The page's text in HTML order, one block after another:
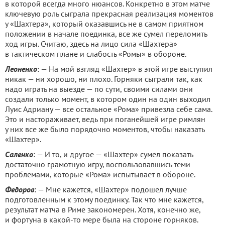
в которой всегда много нюансов. Конкретно в этом матче
ключевую роль сыграла прекрасная реализация моментов
у «Шахтера», который оказавшись не в самом приятном
положении в начале поединка, все же сумел переломить
ход игры. Считаю, здесь на лицо сила «Шахтера»
в тактическом плане и слабость «Ромы» в обороне.
Леоненко: — На мой взгляд «Шахтер» в этой игре выступил
никак — ни хорошо, ни плохо. Горняки сыграли так, как
надо играть на выезде — по сути, своими силами они
создали только момент, в котором один на один выходил
Луис Адриану — все остальное «Рома» привезла себе сама.
Это и настораживает, ведь при поганейшей игре римлян
у них все же было порядочно моментов, чтобы наказать
«Шахтер».
Саленко: — И то, и другое — «Шахтер» сумел показать
достаточно грамотную игру, воспользовавшись теми
проблемами, которые «Рома» испытывает в обороне.
Федоров: — Мне кажется, «Шахтер» подошел лучше
подготовленным к этому поединку. Так что мне кажется,
результат матча в Риме закономерен. Хотя, конечно же,
и фортуна в какой-то мере была на стороне горняков.